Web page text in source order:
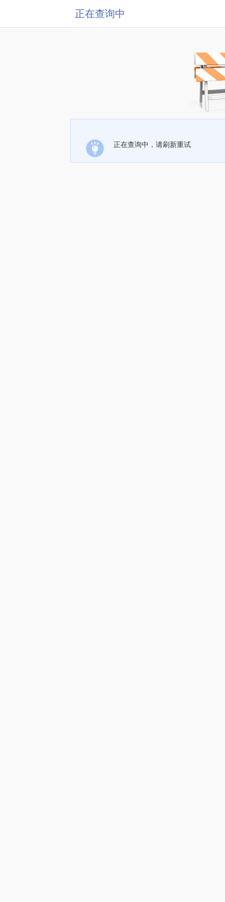
正在查询中
正在查询中，请刷新重试